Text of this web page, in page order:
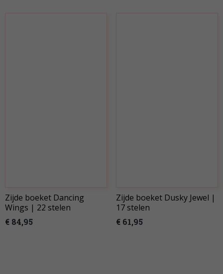
Zijde boeket Dancing
Wings | 22 stelen
€ 84,95
Zijde boeket Dusky Jewel |
17 stelen
€ 61,95